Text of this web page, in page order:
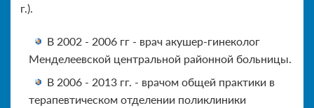
г.).
В 2002 - 2006 гг - врач акушер-гинеколог
Менделеевской центральной районной больницы.
В 2006 - 2013 гг. - врачом общей практики в
терапевтическом отделении поликлиники